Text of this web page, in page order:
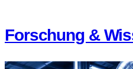
Forschung &